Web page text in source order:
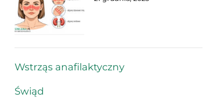
Wstrząs anafilaktyczny
Świąd